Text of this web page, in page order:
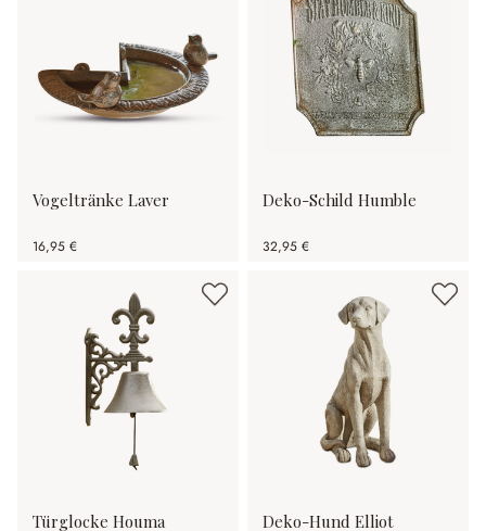
Vogeltränke Laver
16,95 €
Deko-Schild Humble
32,95 €
Türglocke Houma Deko-Hund Elliot